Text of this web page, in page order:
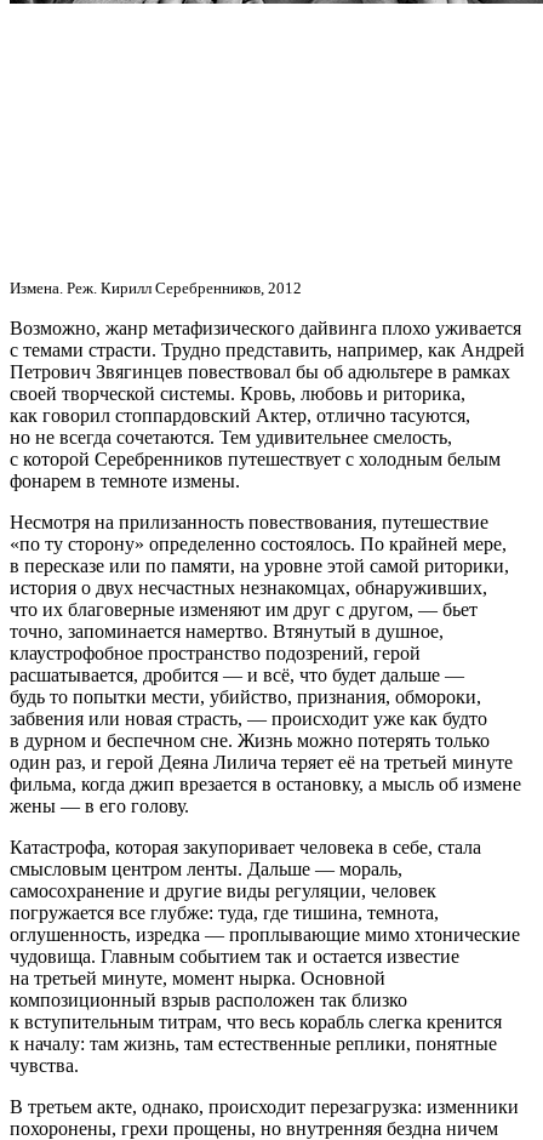
Измена. Реж. Кирилл Серебренников, 2012
Возможно, жанр метафизического дайвинга плохо уживается
с темами страсти. Трудно представить, например, как Андрей
Петрович Звягинцев повествовал бы об адюльтере в рамках
своей творческой системы. Кровь, любовь и риторика,
как говорил стоппардовский Актер, отлично тасуются,
но не всегда сочетаются. Тем удивительнее смелость,
с которой Серебренников путешествует с холодным белым
фонарем в темноте измены.
Несмотря на прилизанность повествования, путешествие
«по ту сторону» определенно состоялось. По крайней мере,
в пересказе или по памяти, на уровне этой самой риторики,
история о двух несчастных незнакомцах, обнаруживших,
что их благоверные изменяют им друг с другом, — бьет
точно, запоминается намертво. Втянутый в душное,
клаустрофобное пространство подозрений, герой
расшатывается, дробится — и всё, что будет дальше —
будь то попытки мести, убийство, признания, обмороки,
забвения или новая страсть, — происходит уже как будто
в дурном и беспечном сне. Жизнь можно потерять только
один раз, и герой Деяна Лилича теряет её на третьей минуте
фильма, когда джип врезается в остановку, а мысль об измене
жены — в его голову.
Катастрофа, которая закупоривает человека в себе, стала
смысловым центром ленты. Дальше — мораль,
самосохранение и другие виды регуляции, человек
погружается все глубже: туда, где тишина, темнота,
оглушенность, изредка — проплывающие мимо хтонические
чудовища. Главным событием так и остается известие
на третьей минуте, момент нырка. Основной
композиционный взрыв расположен так близко
к вступительным титрам, что весь корабль слегка кренится
к началу: там жизнь, там естественные реплики, понятные
чувства.
В третьем акте, однако, происходит перезагрузка: изменники
похоронены, грехи прощены, но внутренняя бездна ничем